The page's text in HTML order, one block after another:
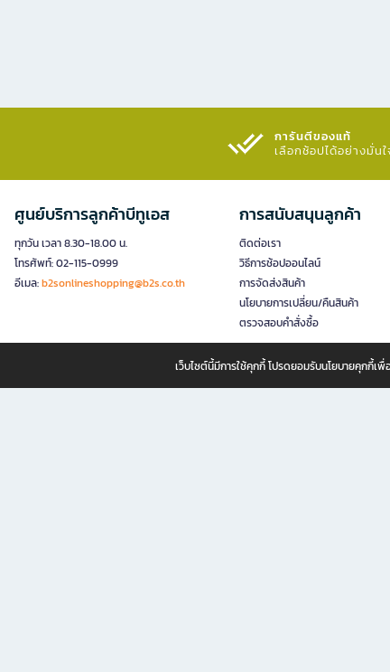
การันตีของแท้
เลือกช้อปได้อย่างมั่นใ
ศูนย์บริการลูกค้าบีทูเอส
ทุกวัน เวลา 8.30-18.00 น.
โทรศัพท์: 02-115-0999
อีเมล:b2sonlineshopping@b2s.co.th
การสนับสนุนลูกค้า
ติดต่อเรา
วิธีการช้อปออนไลน์
การจัดส่งสินค้า
นโยบายการเปลี่ยน/คืนสินค้า
ตรวจสอบคำสั่งซื้อ
เว็บไซต์นี้มีการใช้คุกกี้ โปรดยอมรับนโยบายคุกกี้